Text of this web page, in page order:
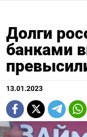
Долги
банками
13.01.2023